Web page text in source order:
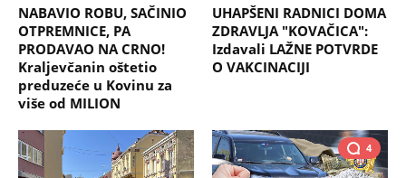
NABAVIO ROBU, SAČINIO
OTPREMNICE, PA
PRODAVAO NA CRNO!
Kraljevčanin oštetio
preduzeće u Kovinu za
više od MILION
UHAPŠENI RADNICI DOMA
ZDRAVLJA "KOVAČICA":
Izdavali LAŽNE POTVRDE
O VAKCINACIJI
4